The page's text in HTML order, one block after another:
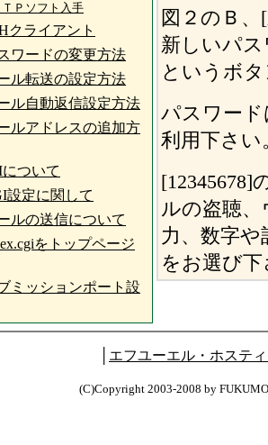
Ｐソフト入手
クライアント
ワードの変更方法
ル転送の設定方法
ル自動返信設定方法
ルアドレスの追加方
について
設定に関して
ルの送信について
をトップページ
ミッションポート設
図２のＢ
新しいパ
というボ
パスワード
利用下さい
[12345678]
ルの盗聴
力、数字
をお選び
エフユーエル・ホステ
(C)Copyright 2003-2008 by